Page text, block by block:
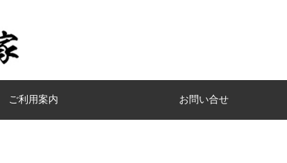
ご利用案内 お問い合せ